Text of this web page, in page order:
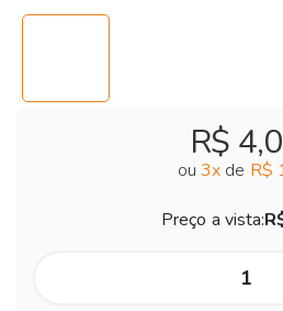
R$
ou 3x de R$
Preço a vista: